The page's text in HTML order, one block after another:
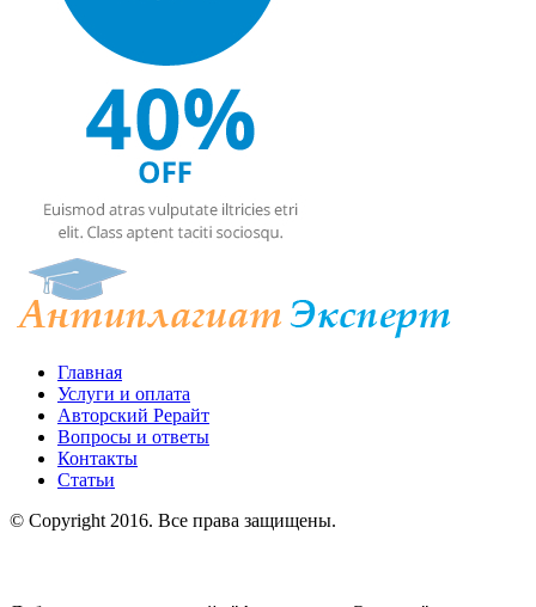
Главная
Услуги и оплата
Авторский Рерайт
Вопросы и ответы
Контакты
Статьи
© Copyright 2016. Все права защищены.